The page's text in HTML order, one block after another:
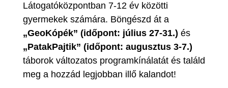
Látogatóközpontban 7-12 év közötti
gyermekek számára. Böngészd át a
„GeoKópék” (időpont: július 27-31.) és
„PatakPajtik” (időpont: augusztus 3-7.)
táborok változatos programkínálatát és találd
meg a hozzád legjobban illő kalandot!